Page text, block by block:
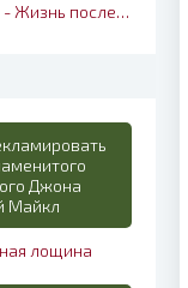
после жизни
Джона
Майкл
лощина